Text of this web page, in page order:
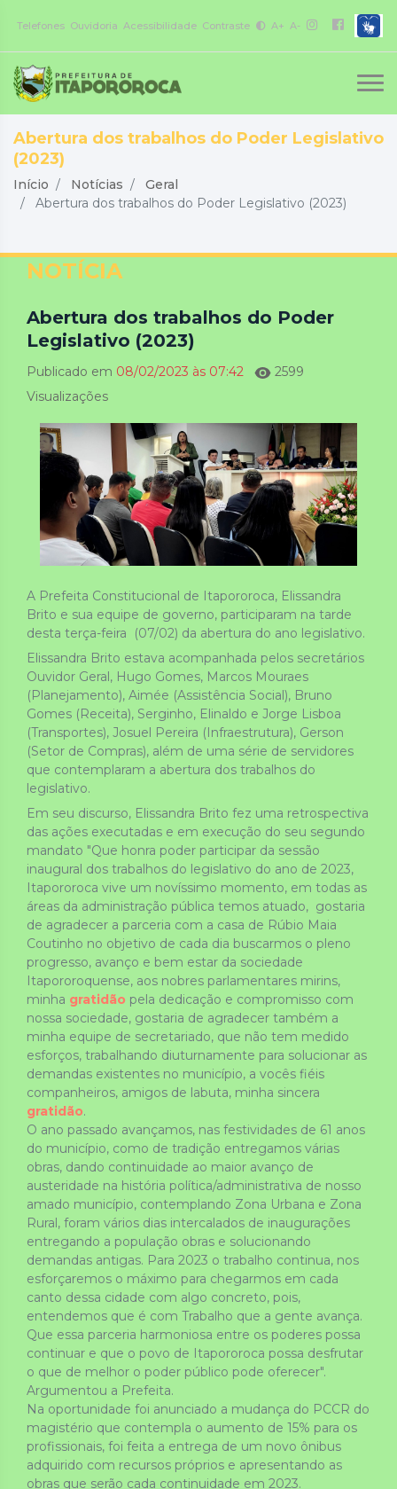
Telefones Ouvidoria Acessibilidade Contraste A+ A-
Abertura dos trabalhos do Poder Legislativo
(2023)
Início Notícias
Geral
Abertura dos trabalhos do Poder Legislativo (2023)
NOTÍCIA
Abertura dos trabalhos do Poder
Legislativo (2023)
Publicado em 08/02/2023 às 07:42
2599
Visualizações
A Prefeita Constitucional de Itapororoca, Elissandra
Brito e sua equipe de governo, participaram na tarde
desta terça-feira  (07/02) da abertura do ano legislativo.
Elissandra Brito estava acompanhada pelos secretários
Ouvidor Geral, Hugo Gomes, Marcos Mouraes
(Planejamento), Aimée (Assistência Social), Bruno
Gomes (Receita), Serginho, Elinaldo e Jorge Lisboa
(Transportes), Josuel Pereira (Infraestrutura), Gerson
(Setor de Compras), além de uma série de servidores
que contemplaram a abertura dos trabalhos do
legislativo.
Em seu discurso, Elissandra Brito fez uma retrospectiva
das ações executadas e em execução do seu segundo
mandato "Que honra poder participar da sessão
inaugural dos trabalhos do legislativo do ano de 2023,
Itapororoca vive um novíssimo momento, em todas as
áreas da administração pública temos atuado,  gostaria
de agradecer a parceria com a casa de Rúbio Maia
Coutinho no objetivo de cada dia buscarmos o pleno
progresso, avanço e bem estar da sociedade
Itapororoquense, aos nobres parlamentares mirins,
minha gratidão pela dedicação e compromisso com
nossa sociedade, gostaria de agradecer também a
minha equipe de secretariado, que não tem medido
esforços, trabalhando diuturnamente para solucionar as
demandas existentes no município, a vocês fiéis
gratidão.
O ano passado avançamos, nas festividades de 61 anos
do município, como de tradição entregamos várias
obras, dando continuidade ao maior avanço de
austeridade na história política/administrativa de nosso
amado município, contemplando Zona Urbana e Zona
Rural, foram vários dias intercalados de inaugurações
entregando a população obras e solucionando
demandas antigas. Para 2023 o trabalho continua, nos
esforçaremos o máximo para chegarmos em cada
canto dessa cidade com algo concreto, pois,
entendemos que é com Trabalho que a gente avança.
Que essa parceria harmoniosa entre os poderes possa
continuar e que o povo de Itapororoca possa desfrutar
o que de melhor o poder público pode oferecer".
Argumentou a Prefeita.
Na oportunidade foi anunciado a mudança do PCCR do
magistério que contempla o aumento de 15% para os
profissionais, foi feita a entrega de um novo ônibus
adquirido com recursos próprios e apresentando as
obras que serão cada continuidade em 2023.